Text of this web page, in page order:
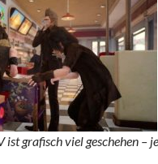
ist grafisch viel geschehen –